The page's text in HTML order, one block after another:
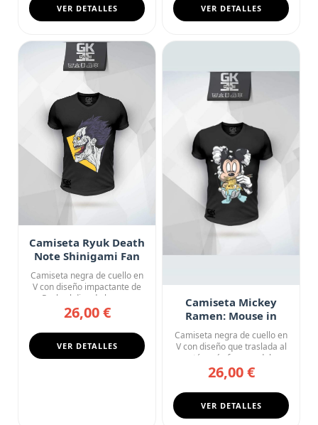
VER DETALLES VER DETALLES
Camiseta Ryuk Death
Note Shinigami Fan
Camiseta negra de cuello en
V con diseño impactante de
Ryuk, el dios de la mu...
26,00 €
VER DETALLES
Camiseta Mickey
Ramen: Mouse in
Tokyo
Camiseta negra de cuello en
V con diseño que traslada al
ratón más famoso del...
26,00 €
VER DETALLES